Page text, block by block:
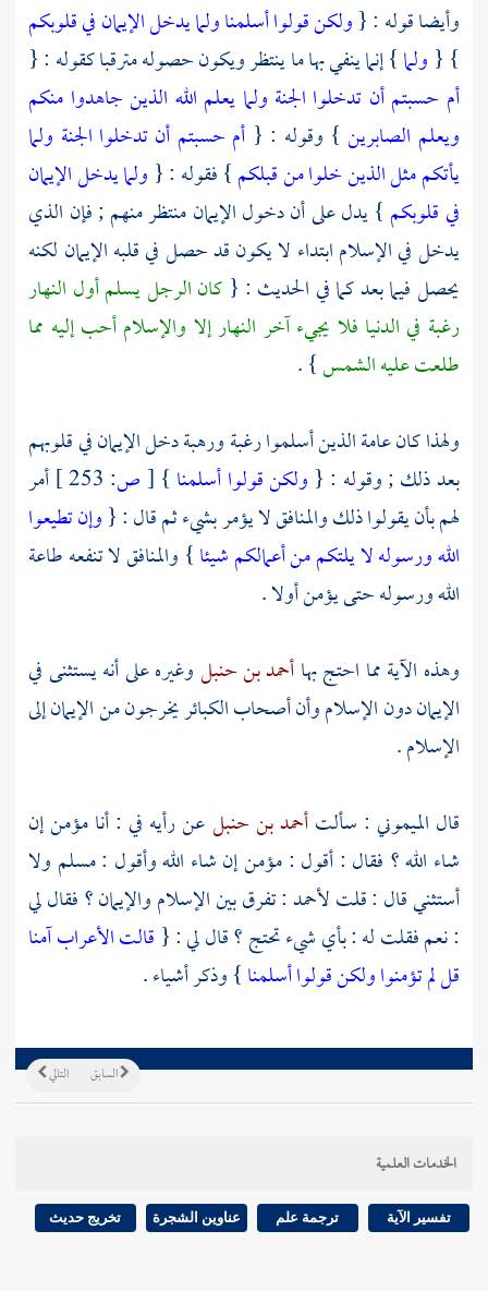
وأيضا قوله : {ولكن قولوا أسلمنا ولما يدخل الإيمان في قلوبكم
} { ولما} إنما ينفي بها ما ينتظر ويكون حصوله مترقبا كقوله : {
أم حسبتم أن تدخلوا الجنة ولما يعلم الله الذين جاهدوا منكم
ويعلم الصابرين } وقوله : { أم حسبتم أن تدخلوا الجنة ولما
يأتكم مثل الذين خلوا من قبلكم} فقوله : { ولما يدخل الإيمان
في قلوبكم } يدل على أن دخول الإيمان منتظر منهم ; فإن الذي
يدخل في الإسلام ابتداء لا يكون قد حصل في قلبه الإيمان لكنه
يحصل فيما بعد كما في الحديث : { كان الرجل يسلم أول النهار
رغبة في الدنيا فلا يجيء آخر النهار إلا والإسلام أحب إليه مما
طلعت عليه الشمس} .
ولهذا كان عامة الذين أسلموا رغبة ورهبة دخل الإيمان في قلوبهم
بعد ذلك ; وقوله : { ولكن قولوا أسلمنا }
[ص:
أمر
لهم بأن يقولوا ذلك والمنافق لا يؤمر بشيء ثم قال : {وإن تطيعوا
الله ورسوله لا يلتكم من أعمالكم شيئا} والمنافق لا تنفعه طاعة
الله ورسوله حتى يؤمن أولا .
وهذه الآية مما احتج بهاأحمد بن حنبلوغيره على أنه يستثنى في
الإيمان دون الإسلام وأن أصحاب الكبائر يخرجون من الإيمان إلى
الإسلام .
قال الميموني : سألتأحمد بن حنبلعن رأيه في : أنا مؤمن إن
شاء الله ؟ فقال : أقول : مؤمن إن شاء الله وأقول : مسلم ولا
أستثني قال : قلتلأحمد: تفرق بين الإسلام والإيمان ؟ فقال لي
: نعم فقلت له : بأي شيء تحتج ؟ قال لي : { قالت الأعراب آمنا
قل لم تؤمنوا ولكن قولوا أسلمنا} وذكر أشياء .
التالي السابق
الخدمات العلمية
تفسير الآية ترجمة علم عناوين الشجرة تخريج حديث